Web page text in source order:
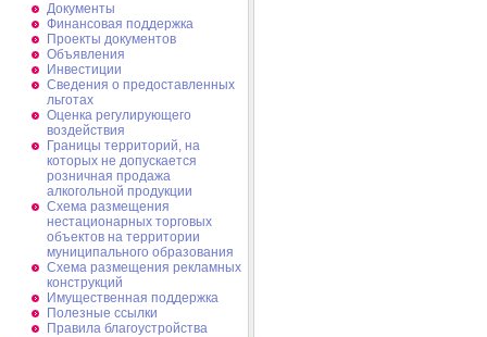
Документы
Финансовая поддержка
Проекты документов
Объявления
Инвестиции
Сведения о предоставленных
льготах
Оценка регулирующего
воздействия
Границы территорий, на
которых не допускается
розничная продажа
алкогольной продукции
Схема размещения
нестационарных торговых
объектов на территории
муниципального образования
Схема размещения рекламных
конструкций
Имущественная поддержка
Полезные ссылки
Правила благоустройства